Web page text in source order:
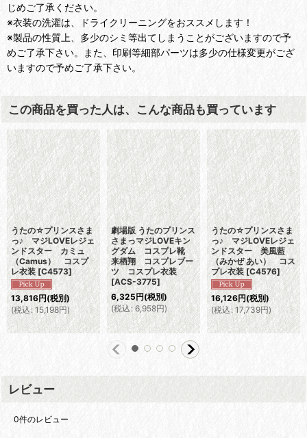
じめご了承ください。
※衣装の洗濯は、ドライクリーニングをおススメします！
※製品の性質上、多少のシミ等出てしまうことがございますので予
めご了承下さい。また、印刷等細部パーツは多少の仕様変更がござ
いますので予めご了承下さい。
この商品を買った人は、こんな商品も買っています
うたの☆プリンスさま
っ♪ マジLOVEレジェ
ンドスター カミュ
（Camus） コスプ
レ衣装 [C4573]
13,816円(税別)
(税込: 15,198円)
劇場版 うたのプリンス
さまっマジLOVEキン
グダム コスプレ靴
来栖翔 コスプレブー
ツ コスプレ衣装
[ACS-3775]
6,325円(税別)
(税込: 6,958円)
うたの☆プリンスさま
っ♪ マジLOVEレジェ
ンドスター 美風藍
（みかぜ あい） コス
プレ衣装 [C4576]
16,126円(税別)
(税込: 17,739円)
レビュー
0件のレビュー